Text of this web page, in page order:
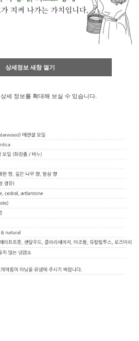
상세정보 새창 열기
상세 정보를 확대해 보실 수 있습니다.